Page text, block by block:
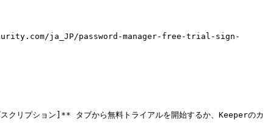
ja_JP/password-manager-free-trial-sign-
クリプション]** タブから無料トライアルを開始するか、Keeperのカ